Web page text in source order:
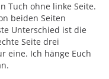
Tuch ohne linke Seite.
beiden Seiten
Unterschied ist die
Seite drei
eine. Ich hänge Euch